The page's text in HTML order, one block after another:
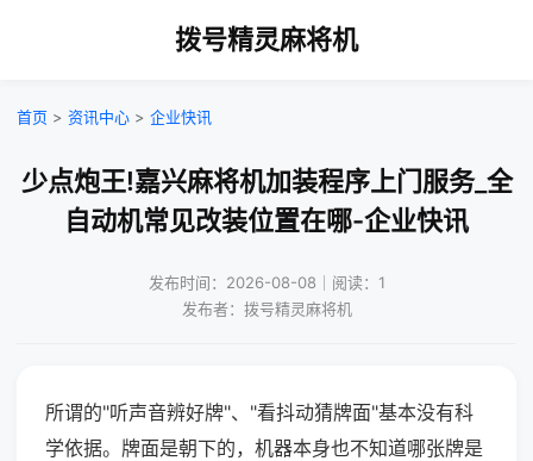
拨号精灵麻将机
首页 > 资讯中心 > 企业快讯
少点炮王!嘉兴麻将机加装程序上门服务_全
自动机常见改装位置在哪-企业快讯
发布时间：2026-08-08｜阅读：1
发布者：拨号精灵麻将机
所谓的"听声音辨好牌"、"看抖动猜牌面"基本没有科
学依据。牌面是朝下的，机器本身也不知道哪张牌是